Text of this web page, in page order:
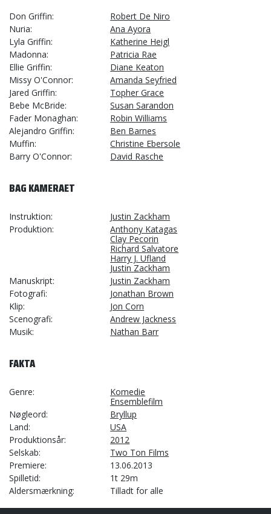
Don Griffin
Robert De Niro
Nuria
Ana Ayora
Lyla Griffin
Katherine Heigl
Madonna
Patricia Rae
Ellie Griffin
Diane Keaton
Missy O'Connor
Amanda Seyfried
Jared Griffin
Topher Grace
Bebe McBride
Susan Sarandon
Fader Monaghan
Robin Williams
Alejandro Griffin
Ben Barnes
Muffin
Christine Ebersole
Barry O'Connor
David Rasche
BAG KAMERAET
Instruktion
Justin Zackham
Produktion
Anthony Katagas
Clay Pecorin
Richard Salvatore
Harry J. Ufland
Justin Zackham
Manuskript
Justin Zackham
Fotografi
Jonathan Brown
Klip
Jon Corn
Scenografi
Andrew Jackness
Musik
Nathan Barr
FAKTA
Genre
Komedie
Ensemblefilm
Nøgleord
Bryllup
Land
USA
Produktionsår
2012
Selskab
Two Ton Films
Premiere
13.06.2013
Spilletid
1t 29m
Aldersmærkning
Tilladt for alle